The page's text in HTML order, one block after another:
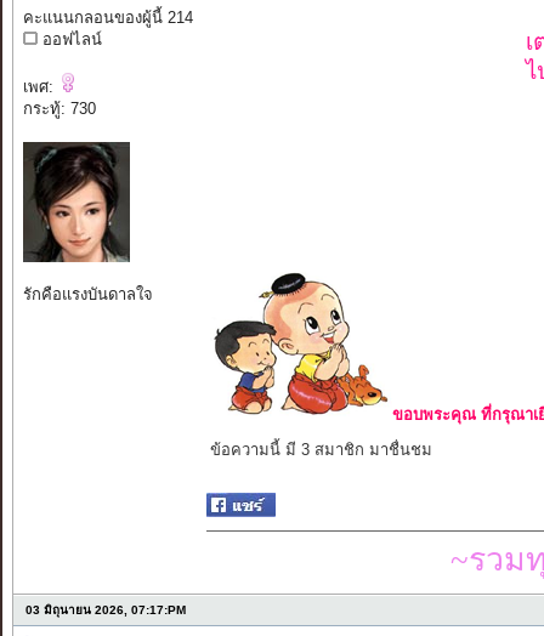
คะแนนกลอนของผู้นี้ 214
ออฟไลน์
เพศ:
กระทู้: 730
รักคือแรงบันดาลใจ
ไ
ขอบพระคุณ ที่กรุณาเ
ข้อความนี้ มี 3 สมาชิก มาชื่นชม
~รวม
03 มิถุนายน 2026, 07:17:PM